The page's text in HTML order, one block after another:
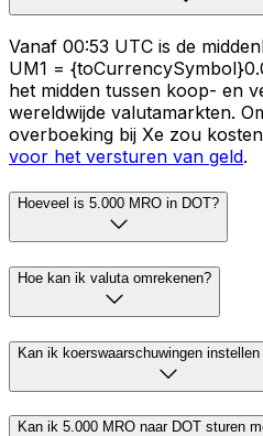
Vanaf 00:53 UTC is de
UM1 =
het midden tussen koop- en
wereldwijde valutamarkten.
overboeking bij Xe zou
voor het versturen van geld.
Hoeveel is 5.000 MRO in DOT?
Hoe kan ik valuta omrekenen?
Kan ik koerswaarschuwingen
Kan ik 5.000 MRO naar DOT sturen